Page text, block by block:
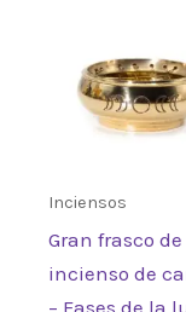
Inciensos
Gran frasco de
incienso de
– Fases de la